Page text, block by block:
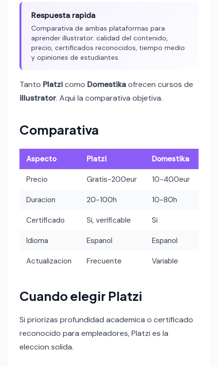
Respuesta rapida
Comparativa de ambas plataformas para
aprender illustrator: calidad del contenido,
precio, certificados reconocidos, tiempo medio
y opiniones de estudiantes.
Tanto Platzicomo Domestikaofrecen cursos de
illustrator. Aqui la comparativa objetiva.
Comparativa
Aspecto Platzi Domestika
Precio Gratis-200eur 10-400eur
Duracion 20-100h 10-80h
Certificado Si, verificable Si
Idioma Espanol Espanol
Actualizacion Frecuente Variable
Cuando elegir Platzi
Si priorizas profundidad academica o certificado
reconocido para empleadores, Platzi es la
eleccion solida.